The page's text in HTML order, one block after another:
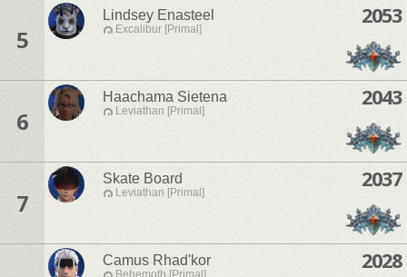
5
Lindsey Enasteel
Excalibur [Primal]
2053
6
Haachama Sietena
Leviathan [Primal]
2043
7
Skate Board
Leviathan [Primal]
2037
Camus Rhad'kor
Behemoth [Primal]
2028